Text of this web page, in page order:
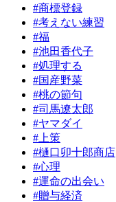
#商標登録
#考えない練習
#福
#池田香代子
#処理する
#国産野菜
#桃の節句
#司馬遼太郎
#ヤマダイ
#上策
#樋口卯十郎商店
#心理
#運命の出会い
#贈与経済